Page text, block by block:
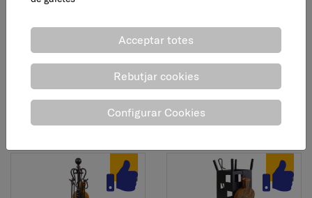
Joc xemeneia, 4 peces,
argolla, alt 70 cm
34,41 €
Joc xemeneia, 4 peces,
bola, alt 70 cm
42,95 €
Acceptar totes
Rebutjar cookies
Configurar Cookies